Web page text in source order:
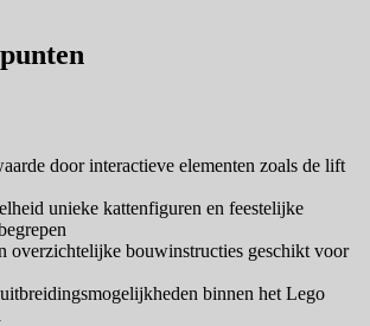
door interactieve elementen zoals de lift
unieke kattenfiguren en feestelijke
overzichtelijke bouwinstructies geschikt voor
binnen het Lego